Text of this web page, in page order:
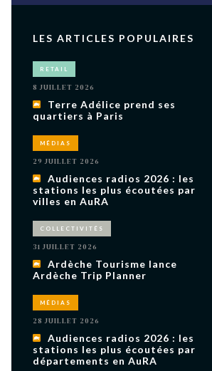
de
sur
ACHETER LE NUMÉRO
M’ABONNER À OURSCOM PENDANT
LES ARTICLES POPULAIRES
RETAIL
8 JUILLET 2026
Terre Adélice prend ses
quartiers à Paris
MÉDIAS
29 JUILLET 2026
Audiences radios 2026 : les
stations les plus écoutées par
villes en AuRA
COLLECTIVITÉS
31 JUILLET 2026
Ardèche Tourisme lance
Ardèche Trip Planner
MÉDIAS
28 JUILLET 2026
Audiences radios 2026 : les
stations les plus écoutées par
départements en AuRA